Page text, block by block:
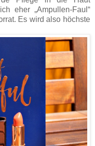
eher „Ampullen-Faul“
Es wird also höchste